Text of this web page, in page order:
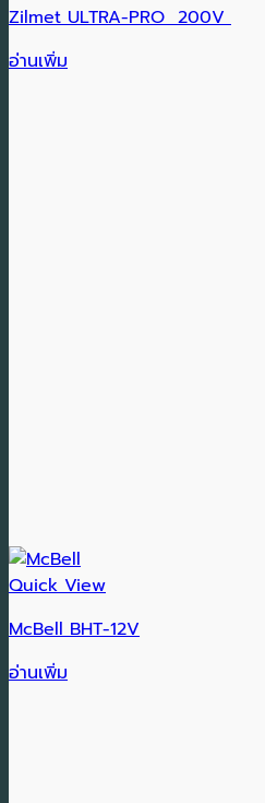
Zilmet ULTRA-PRO 200V
อ่านเพิ่ม
Quick View
McBell BHT-12V
อ่านเพิ่ม